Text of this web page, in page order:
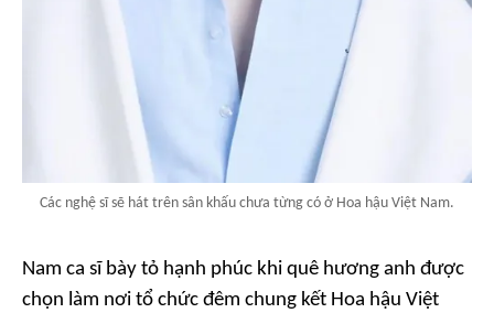
Các nghệ sĩ sẽ hát trên sân khấu chưa từng có ở Hoa hậu Việt Nam.
Nam ca sĩ bày tỏ hạnh phúc khi quê hương anh được
chọn làm nơi tổ chức đêm chung kết Hoa hậu Việt